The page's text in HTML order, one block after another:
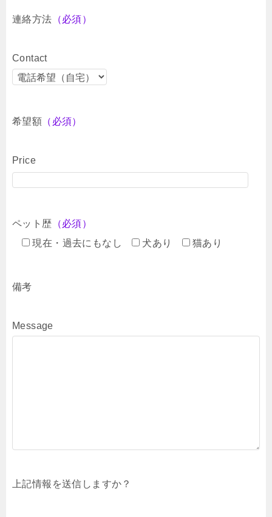
連絡方法 （必須）
Contact
希望額 （必須）
Price
ペット歴 （必須）
現在・過去にもなし
犬あり 猫あり
備考
Message
上記情報を送信しますか？